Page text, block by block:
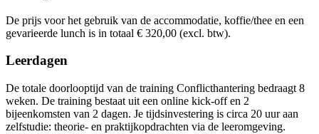
De prijs voor het gebruik van de accommodatie, koffie/thee en een
gevarieerde lunch is in totaal € 320,00 (excl. btw).
Leerdagen
De totale doorlooptijd van de training Conflicthantering bedraagt 8
weken. De training bestaat uit een online kick-off en 2
bijeenkomsten van 2 dagen. Je tijdsinvestering is circa 20 uur aan
zelfstudie: theorie- en praktijkopdrachten via de leeromgeving.